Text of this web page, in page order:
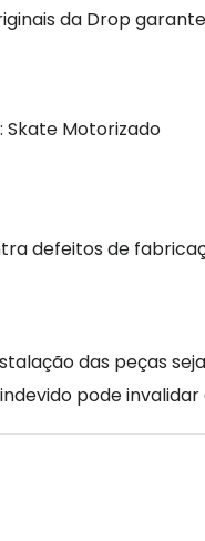
da Drop
Motorizado
defeitos de
das peças
pode